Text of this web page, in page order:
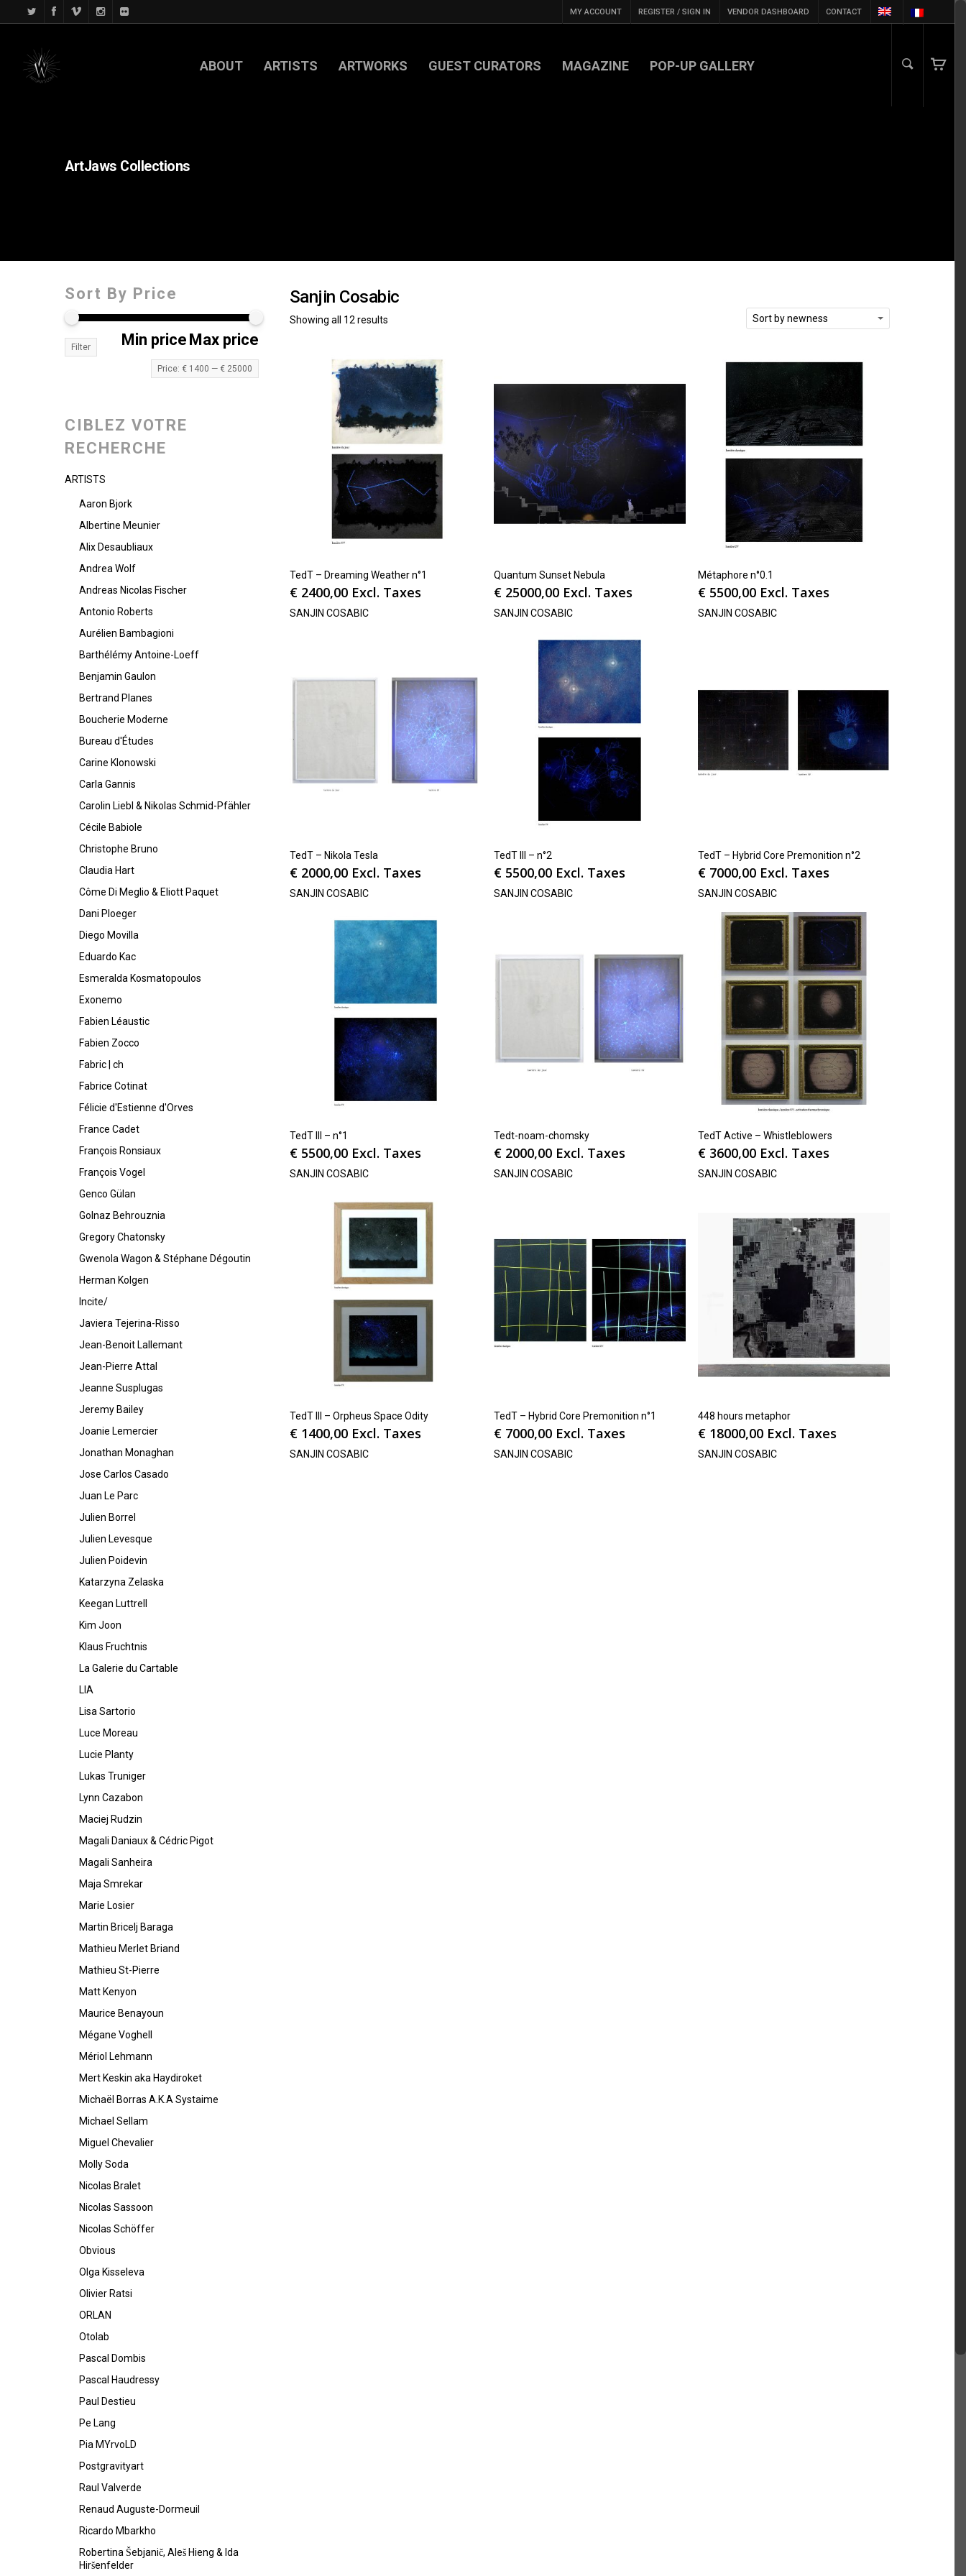
MY ACCOUNT REGISTER / SIGN IN VENDOR DASHBOARD CONTACT
ABOUT ARTISTS ARTWORKS GUEST CURATORS MAGAZINE POP-UP GALLERY
ArtJaws Collections
Sort By Price
Min price Max price
Filter
Price: € 1400 — € 25000
CIBLEZ VOTRE
RECHERCHE
ARTISTS
Aaron Bjork
Albertine Meunier
Alix Desaubliaux
Andrea Wolf
Andreas Nicolas Fischer
Antonio Roberts
Aurélien Bambagioni
Barthélémy Antoine-Loeff
Benjamin Gaulon
Bertrand Planes
Boucherie Moderne
Bureau d'Études
Carine Klonowski
Carla Gannis
Carolin Liebl & Nikolas Schmid-Pfähler
Cécile Babiole
Christophe Bruno
Claudia Hart
Côme Di Meglio & Eliott Paquet
Dani Ploeger
Diego Movilla
Eduardo Kac
Esmeralda Kosmatopoulos
Exonemo
Fabien Léaustic
Fabien Zocco
Fabric | ch
Fabrice Cotinat
Félicie d'Estienne d'Orves
France Cadet
François Ronsiaux
François Vogel
Genco Gülan
Golnaz Behrouznia
Gregory Chatonsky
Gwenola Wagon & Stéphane Dégoutin
Herman Kolgen
Incite/
Javiera Tejerina-Risso
Jean-Benoit Lallemant
Jean-Pierre Attal
Jeanne Susplugas
Jeremy Bailey
Joanie Lemercier
Jonathan Monaghan
Jose Carlos Casado
Juan Le Parc
Julien Borrel
Julien Levesque
Julien Poidevin
Katarzyna Zelaska
Keegan Luttrell
Kim Joon
Klaus Fruchtnis
La Galerie du Cartable
LIA
Lisa Sartorio
Luce Moreau
Lucie Planty
Lukas Truniger
Lynn Cazabon
Maciej Rudzin
Magali Daniaux & Cédric Pigot
Magali Sanheira
Maja Smrekar
Marie Losier
Martin Bricelj Baraga
Mathieu Merlet Briand
Mathieu St-Pierre
Matt Kenyon
Maurice Benayoun
Mégane Voghell
Mériol Lehmann
Mert Keskin aka Haydiroket
Michaël Borras A.K.A Systaime
Michael Sellam
Miguel Chevalier
Molly Soda
Nicolas Bralet
Nicolas Sassoon
Nicolas Schöffer
Obvious
Olga Kisseleva
Olivier Ratsi
ORLAN
Otolab
Pascal Dombis
Pascal Haudressy
Paul Destieu
Pe Lang
Pia MYrvoLD
Postgravityart
Raul Valverde
Renaud Auguste-Dormeuil
Ricardo Mbarkho
Robertina Šebjanič, Aleš Hieng & Ida
Hiršenfelder
Sanjin Cosabic
Showing all 12 results Sort by newness
TedT – Dreaming Weather n°1
€2400,00 Excl. Taxes
SANJIN COSABIC
Quantum Sunset Nebula
€25000,00 Excl. Taxes
SANJIN COSABIC
Métaphore n°0.1
€5500,00 Excl. Taxes
SANJIN COSABIC
TedT – Nikola Tesla
€2000,00 Excl. Taxes
SANJIN COSABIC
TedT III – n°2
€5500,00 Excl. Taxes
SANJIN COSABIC
TedT – Hybrid Core Premonition n°2
€7000,00 Excl. Taxes
SANJIN COSABIC
TedT III – n°1
€5500,00 Excl. Taxes
SANJIN COSABIC
Tedt-noam-chomsky
€2000,00 Excl. Taxes
SANJIN COSABIC
TedT Active – Whistleblowers
€3600,00 Excl. Taxes
SANJIN COSABIC
TedT III – Orpheus Space Odity
€1400,00 Excl. Taxes
SANJIN COSABIC
TedT – Hybrid Core Premonition n°1
€7000,00 Excl. Taxes
SANJIN COSABIC
448 hours metaphor
€18000,00 Excl. Taxes
SANJIN COSABIC